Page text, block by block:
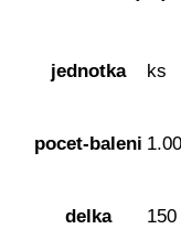
jednotka ks
pocet-baleni
delka